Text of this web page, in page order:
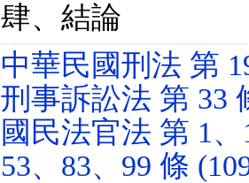
肆、結論
中華民國刑法 第
刑事訴訟法 第 33
國民法官法 第 1
53、83、99 條